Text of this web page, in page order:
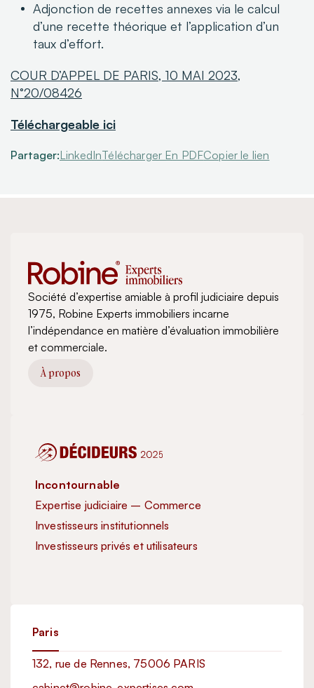
Partager:LinkedInTélécharger En PDFCopier le lien
Adjonction de recettes annexes via le calcul
d’une recette théorique et l’application d’un
taux d’effort.
COUR D’APPEL DE PARIS, 10 MAI 2023,
N°20/08426
Téléchargeable ici
Société d’expertise amiable à profil judiciaire depuis
1975, Robine Experts immobiliers incarne
l’indépendance en matière d’évaluation immobilière
et commerciale.
À propos
Incontournable
Expertise judiciaire – Commerce
Investisseurs institutionnels
Investisseurs privés et utilisateurs
Paris
132, rue de Rennes, 75006 PARIS